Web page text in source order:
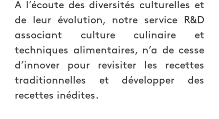
A l’écoute des diversités culturelles et
de leur évolution, notre service R&D
associant culture culinaire et
techniques alimentaires, n’a de cesse
d’innover pour revisiter les recettes
traditionnelles et développer des
recettes inédites.